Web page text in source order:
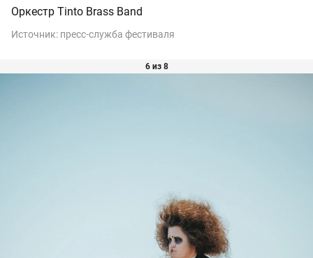
Оркестр Tinto Brass Band
Источник: пресс-служба фестиваля
6 из 8